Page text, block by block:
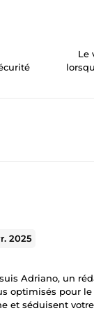
Le
2025
Adriano, un
optimisés pour
et séduisent